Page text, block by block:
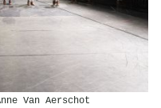
Van Aerschot